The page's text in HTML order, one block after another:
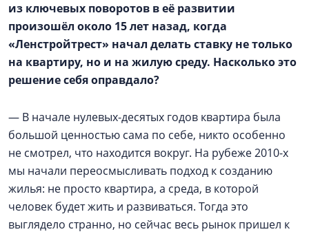
из ключевых поворотов в её развитии
произошёл около 15 лет назад, когда
«Ленстройтрест» начал делать ставку не только
на квартиру, но и на жилую среду. Насколько это
решение себя оправдало?
— В начале нулевых-десятых годов квартира была
большой ценностью сама по себе, никто особенно
не смотрел, что находится вокруг. На рубеже 2010-х
мы начали переосмысливать подход к созданию
жилья: не просто квартира, а среда, в которой
человек будет жить и развиваться. Тогда это
выглядело странно, но сейчас весь рынок пришел к